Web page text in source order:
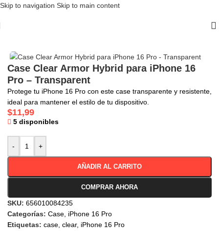
Skip to navigation Skip to main content
Case Clear Armor Hybrid para iPhone 16
Pro – Transparent
Protege tu iPhone 16 Pro con este case transparente y resistente,
ideal para mantener el estilo de tu dispositivo.
$11,99
5 disponibles
- +
AÑADIR AL CARRITO
COMPRAR AHORA
SKU: 656010084235
Categorías: Case, iPhone 16 Pro
Etiquetas: case, clear, iPhone 16 Pro